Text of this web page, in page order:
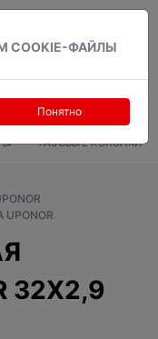
COOKIE-ФАЙЛЫ
Понятно
ГАЗОВЫЕ КОЛОНКИ
32Х2,9